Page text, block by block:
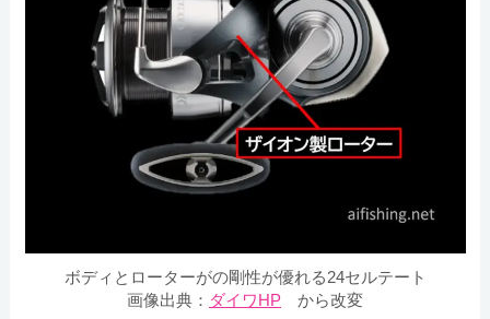
ボディとローターがの剛性が優れる24セルテート
画像出典： ダイワHP から改変